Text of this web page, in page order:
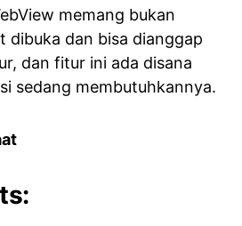
memang bukan
dibuka dan bisa dianggap
dan fitur ini ada disana
sedang membutuhkannya.